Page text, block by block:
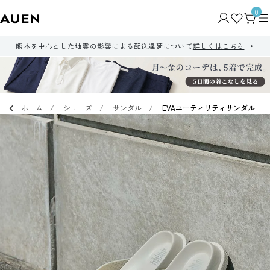
0
熊本を中心とした地震の影響による配送遅延について詳しくはこちら
ホーム シューズ サンダル EVAユーティリティサンダル